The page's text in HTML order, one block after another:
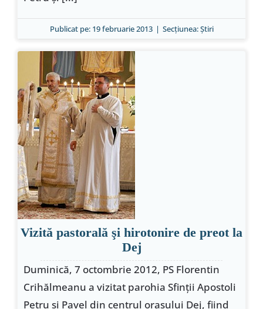
Publicat pe: 19 februarie 2013 | Secțiunea:Ştiri
Vizită pastorală şi hirotonire de preot la
Dej
Duminică, 7 octombrie 2012, PS Florentin
Crihălmeanu a vizitat parohia Sfinţii Apostoli
Petru şi Pavel din centrul oraşului Dej, fiind